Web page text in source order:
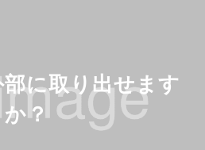
に取り出せます
か？